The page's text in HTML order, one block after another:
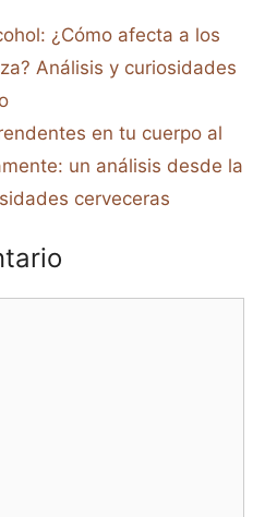
¿Cómo afecta a los
Análisis y curiosidades
en tu cuerpo al
un análisis desde la
cerveceras